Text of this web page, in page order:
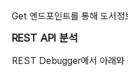
Get 엔드포인트를 통해 도서정
REST API 분석
REST Debugger에서 아래와